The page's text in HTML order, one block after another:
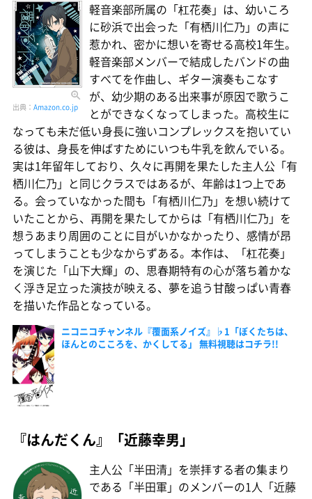
出典： Amazon.co.jp
軽音楽部所属の「杠花奏」は、幼いころ
に砂浜で出会った「有栖川仁乃」の声に
惹かれ、密かに想いを寄せる高校1年生。
軽音楽部メンバーで結成したバンドの曲
すべてを作曲し、ギター演奏もこなす
が、幼少期のある出来事が原因で歌うこ
とができなくなってしまった。高校生に
なっても未だ低い身長に強いコンプレックスを抱いてい
る彼は、身長を伸ばすためにいつも牛乳を飲んでいる。
実は1年留年しており、久々に再開を果たした主人公「有
栖川仁乃」と同じクラスではあるが、年齢は1つ上であ
る。会っていなかった間も「有栖川仁乃」を想い続けて
いたことから、再開を果たしてからは「有栖川仁乃」を
想うあまり周囲のことに目がいかなかったり、感情が昂
ってしまうことも少なからずある。本作は、「杠花奏」
を演じた「山下大輝」の、思春期特有の心が落ち着かな
く浮き足立った演技が映える、夢を追う甘酸っぱい青春
を描いた作品となっている。
ニコニコチャンネル『覆面系ノイズ』♭1「ぼくたちは、
ほんとのこころを、かくしてる」 無料視聴はコチラ!!
『はんだくん』「近藤幸男」
主人公「半田清」を崇拝する者の集まり
である「半田軍」のメンバーの1人「近藤